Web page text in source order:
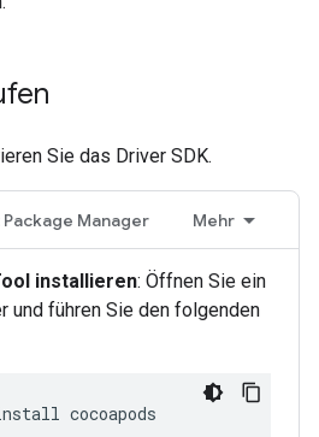
Sie das Driver SDK.
Manager Mehr
installieren: Öffnen Sie ein
und führen Sie den folgenden